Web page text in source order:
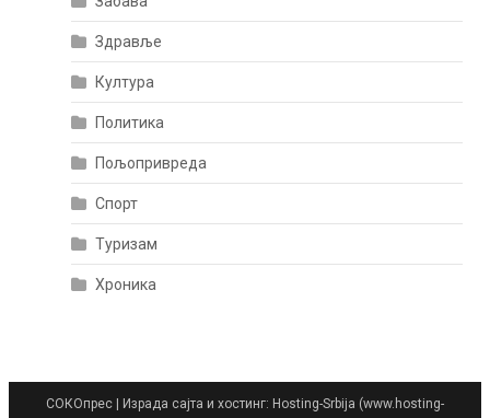
Здравље
Култура
Политика
Пољопривреда
Спорт
Туризам
Хроника
СОКОпрес Израда сајта и хостинг: Hosting-Srbija (www.hosting-